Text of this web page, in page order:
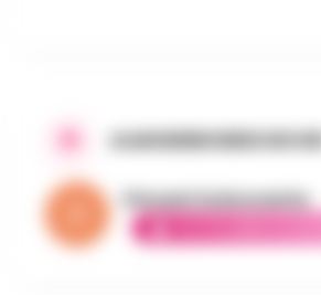
AANGEBODEN DOOR
Vincent la brocante